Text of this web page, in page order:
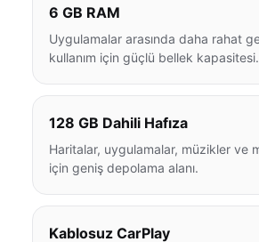
6 GB RAM
Uygulamalar arasında daha rahat
kullanım için güçlü bellek kapasitesi.
128 GB Dahili Hafıza
Haritalar, uygulamalar, müzikler ve
için geniş depolama alanı.
Kablosuz CarPlay